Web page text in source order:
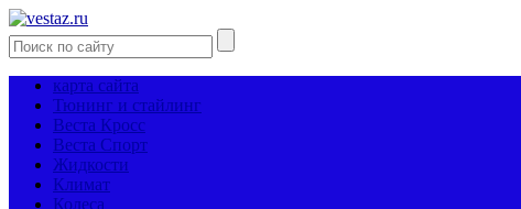
карта сайта
Тюнинг и стайлинг
Веста Кросс
Веста Спорт
Жидкости
Климат
Колеса